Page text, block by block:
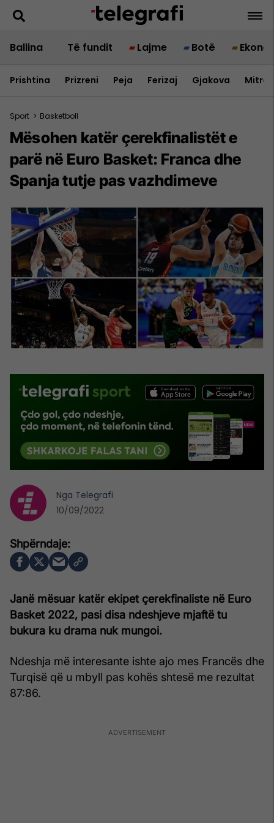
Ballina Të fundit Lajme Botë
Prishtina Prizreni Peja Ferizaj Gjakova
Sport > Basketboll
Mësohen katër çerekfinalistët e
parë në Euro Basket: Franca dhe
Spanja tutje pas vazhdimeve
Janë mësuar katër ekipet çerekfinaliste në Euro
Basket 2022, pasi disa ndeshjeve mjaftë tu
bukura ku drama nuk mungoi.
Ndeshja më interesante ishte ajo mes Francës dhe
Turqisë që u mbyll pas kohës shtesë me rezultat
87:86.
Nga Telegrafi
10/09/2022